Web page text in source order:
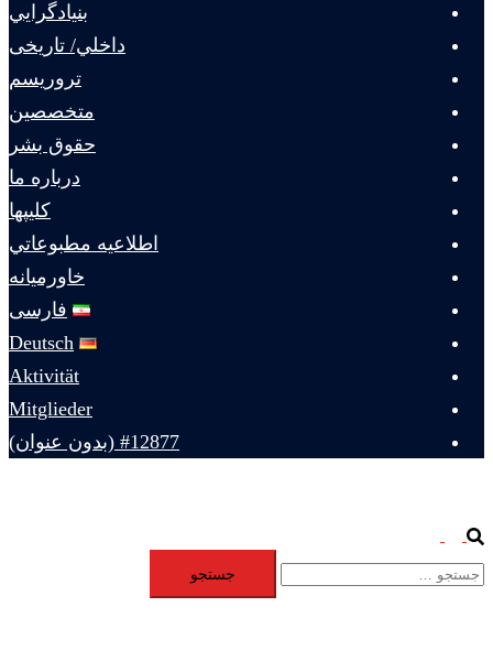
بنيادگرايي
داخلي/ تاریخی
تروريسم
متخصصين
حقوق بشر
درباره ما
كليپها
اطلاعيه مطبوعاتي
خاورميانه
فارسی
Deutsch
Aktivität
Mitglieder
#12877 (بدون عنوان)
Search
menuجستجو
برای: